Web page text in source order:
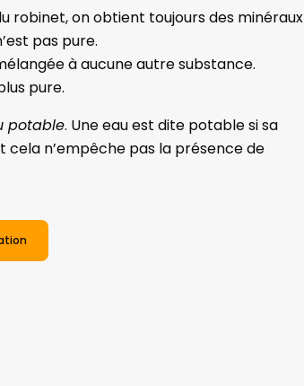
robinet, on obtient toujours des minéraux
pas pure.
à aucune autre substance.
pure.
potable. Une eau est dite potable si sa
n’empêche pas la présence de